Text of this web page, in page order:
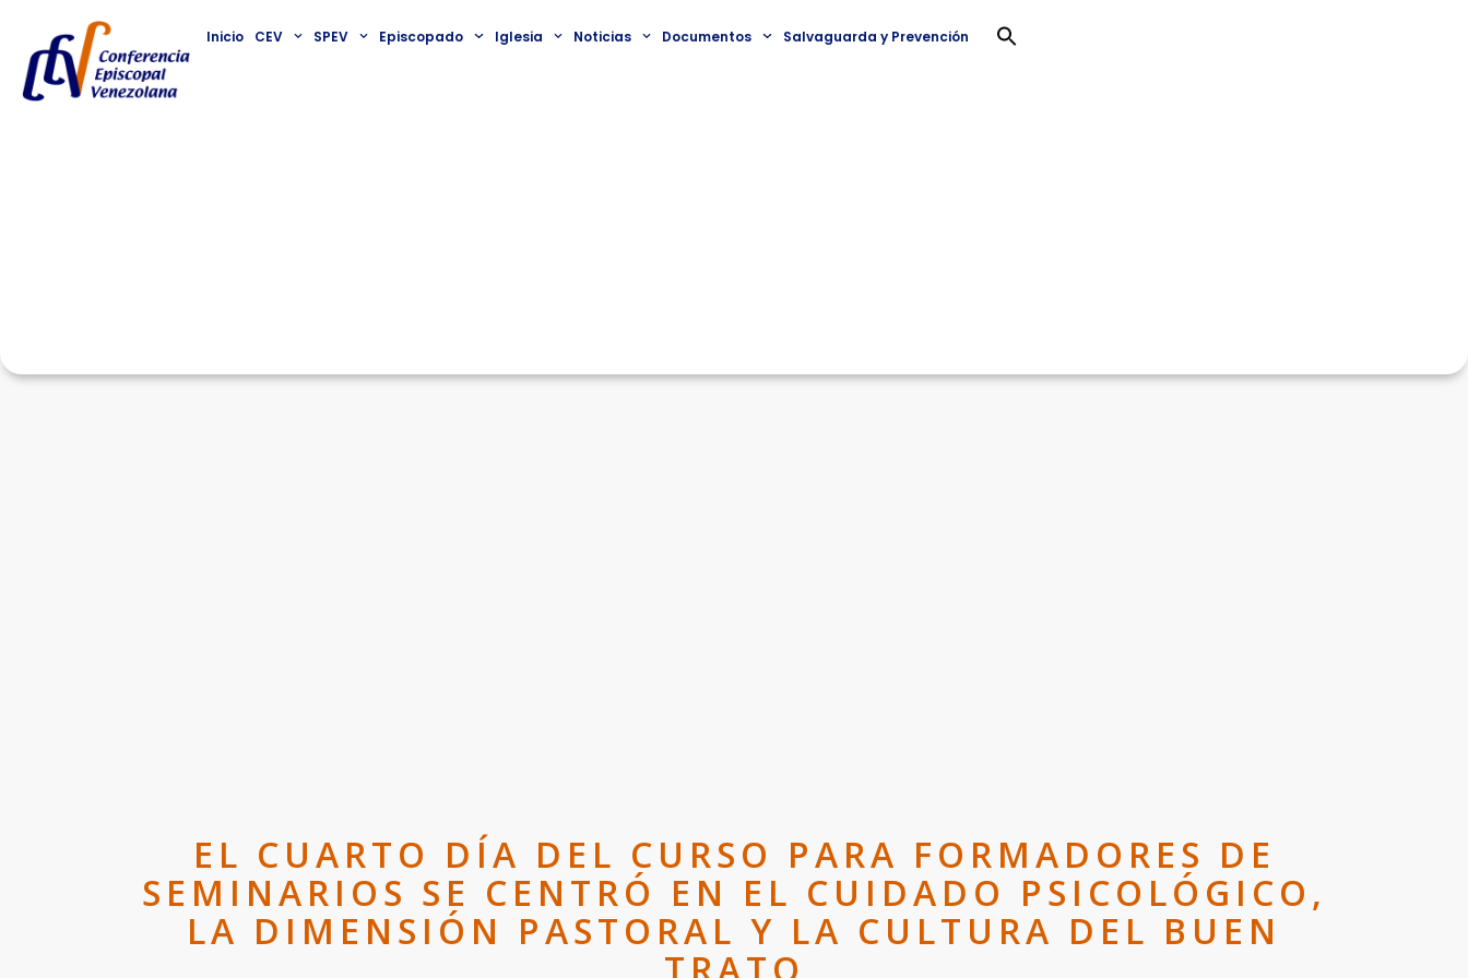
Inicio CEV SPEV Episcopado Iglesia Noticias Documentos Salvaguarda y Prevención
EL CUARTO DÍA DEL CURSO PARA FORMADORES DE
SEMINARIOS SE CENTRÓ EN EL CUIDADO PSICOLÓGICO,
LA DIMENSIÓN PASTORAL Y LA CULTURA DEL BUEN
TRATO